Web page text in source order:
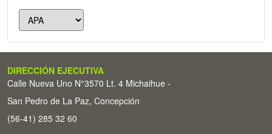
DIRECCIÓN EJECUTIVA
Calle Nueva Uno N°3570 Lt. 4 Michaihue -
San Pedro de La Paz, Concepción
(56-41) 285 32 60